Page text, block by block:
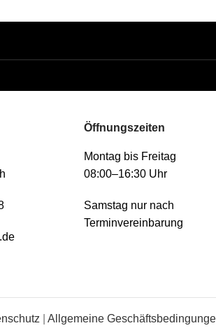
Öffnungszeiten
Montag bis Freitag
08:00–16:30 Uhr
Samstag nur nach
Terminvereinbarung
Allgemeine